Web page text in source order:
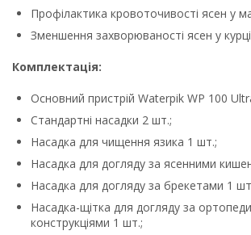
Профілактика кровоточивості ясен у
Зменшення захворюваності ясен у
Комплектація:
Основний пристрій Waterpik WP 100
Стандартні насадки 2 шт.;
Насадка для чищення язика 1 шт.;
Насадка для догляду за ясенними
Насадка для догляду за брекетами 1
Насадка-щітка для догляду за
конструкціями 1 шт.;